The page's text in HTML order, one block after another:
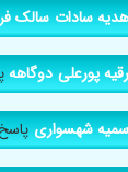
هدیه سادات سالک
پورعلی دوگاهه
سمیه شهسواری